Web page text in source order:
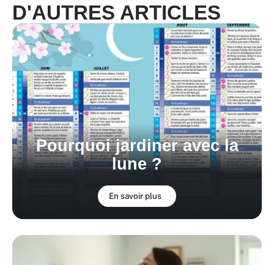
D'AUTRES ARTICLES
Pourquoi jardiner avec la
lune ?
En savoir plus